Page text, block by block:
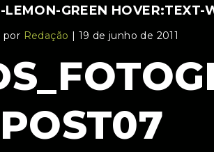
LEMON-GREEN HOVER:TEXT-
por Redação | 19 de junho de 2011
POST07